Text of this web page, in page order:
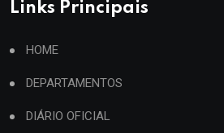
Links Principais
HOME
DEPARTAMENTOS
DIÁRIO OFICIAL